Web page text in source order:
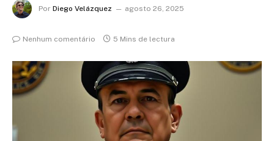
Por Diego Velázquez agosto 26, 2025
Nenhum comentário 5 Mins de lectura